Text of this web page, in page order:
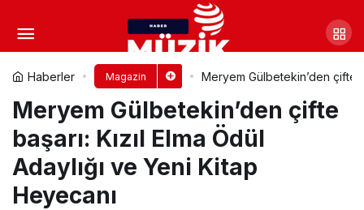
Haberler Magazin Meryem Gülbetekin’den çifte
Meryem Gülbetekin’den çifte
başarı: Kızıl Elma Ödül
Adaylığı ve Yeni Kitap
Heyecanı
Mahmut Görgen ve
Elinakey’den Kültürleri Buluşturan
Şarkı: Nefes Çektim
Yorum Yap